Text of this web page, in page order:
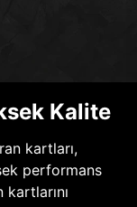
Kalite
kartları,
performans